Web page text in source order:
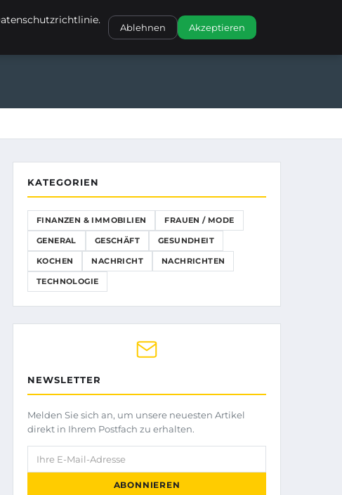
KATEGORIEN
FINANZEN & IMMOBILIEN FRAUEN / MODE
GENERAL GESCHÄFT GESUNDHEIT
KOCHEN NACHRICHT NACHRICHTEN
TECHNOLOGIE
NEWSLETTER
Melden Sie sich an, um unsere neuesten Artikel
direkt in Ihrem Postfach zu erhalten.
Ihre E-Mail-Adresse
ABONNIEREN
Ablehnen Akzeptieren